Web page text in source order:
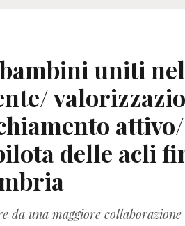
uniti
delle acli
da una maggiore